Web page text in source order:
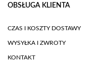
OBSŁUGA KLIENTA
CZAS I KOSZTY DOSTAWY
WYSYŁKA I ZWROTY
KONTAKT